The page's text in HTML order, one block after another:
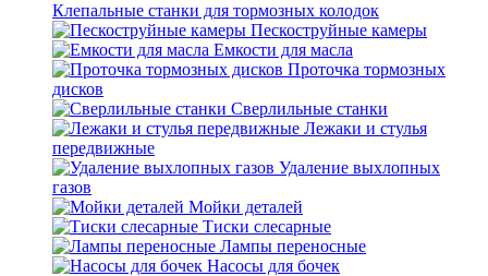
Клепальные станки для тормозных колодок
Пескоструйные камеры
Емкости для масла
Проточка тормозных
дисков
Сверлильные станки
Лежаки и стулья
передвижные
Удаление выхлопных
газов
Мойки деталей
Тиски слесарные
Лампы переносные
Насосы для бочек